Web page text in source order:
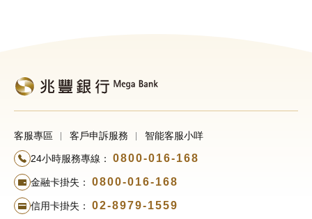
客服專區 客戶申訴服務 智能客服小咩
24小時服務專線： 0800-016-168
金融卡掛失： 0800-016-168
信用卡掛失： 02-8979-1559